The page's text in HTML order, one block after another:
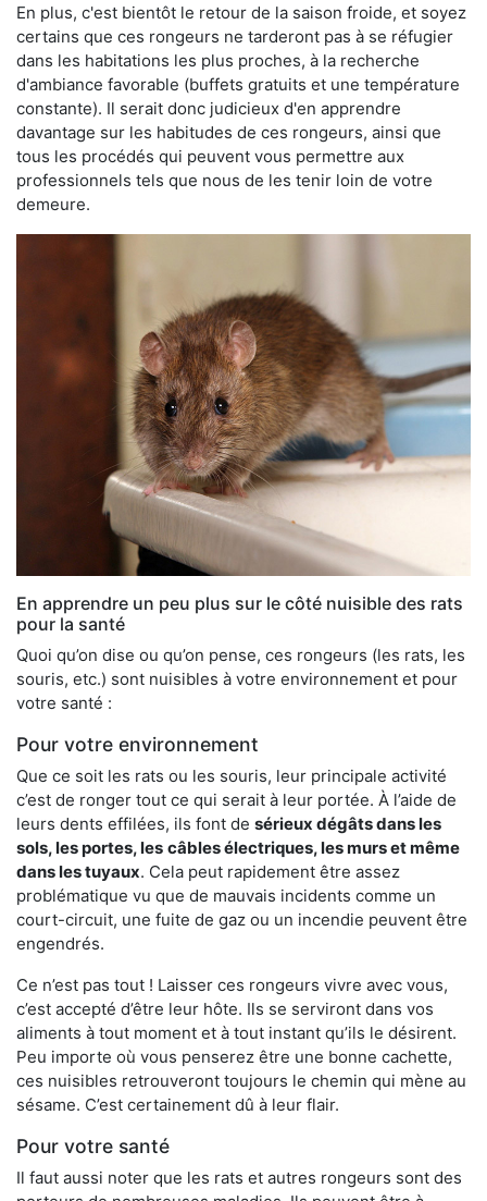
En plus, c'est bientôt le retour de la saison froide, et soyez
certains que ces rongeurs ne tarderont pas à se réfugier
dans les habitations les plus proches, à la recherche
d'ambiance favorable (buffets gratuits et une température
constante). Il serait donc judicieux d'en apprendre
davantage sur les habitudes de ces rongeurs, ainsi que
tous les procédés qui peuvent vous permettre aux
professionnels tels que nous de les tenir loin de votre
demeure.
En apprendre un peu plus sur le côté nuisible des rats
pour la santé
Quoi qu’on dise ou qu’on pense, ces rongeurs (les rats, les
souris, etc.) sont nuisibles à votre environnement et pour
votre santé :
Pour votre environnement
Que ce soit les rats ou les souris, leur principale activité
c’est de ronger tout ce qui serait à leur portée. À l’aide de
leurs dents effilées, ils font de sérieux dégâts dans les
sols, les portes, les câbles électriques, les murs et même
dans les tuyaux. Cela peut rapidement être assez
problématique vu que de mauvais incidents comme un
court-circuit, une fuite de gaz ou un incendie peuvent être
engendrés.
Ce n’est pas tout ! Laisser ces rongeurs vivre avec vous,
c’est accepté d’être leur hôte. Ils se serviront dans vos
aliments à tout moment et à tout instant qu’ils le désirent.
Peu importe où vous penserez être une bonne cachette,
ces nuisibles retrouveront toujours le chemin qui mène au
sésame. C’est certainement dû à leur flair.
Pour votre santé
Il faut aussi noter que les rats et autres rongeurs sont des